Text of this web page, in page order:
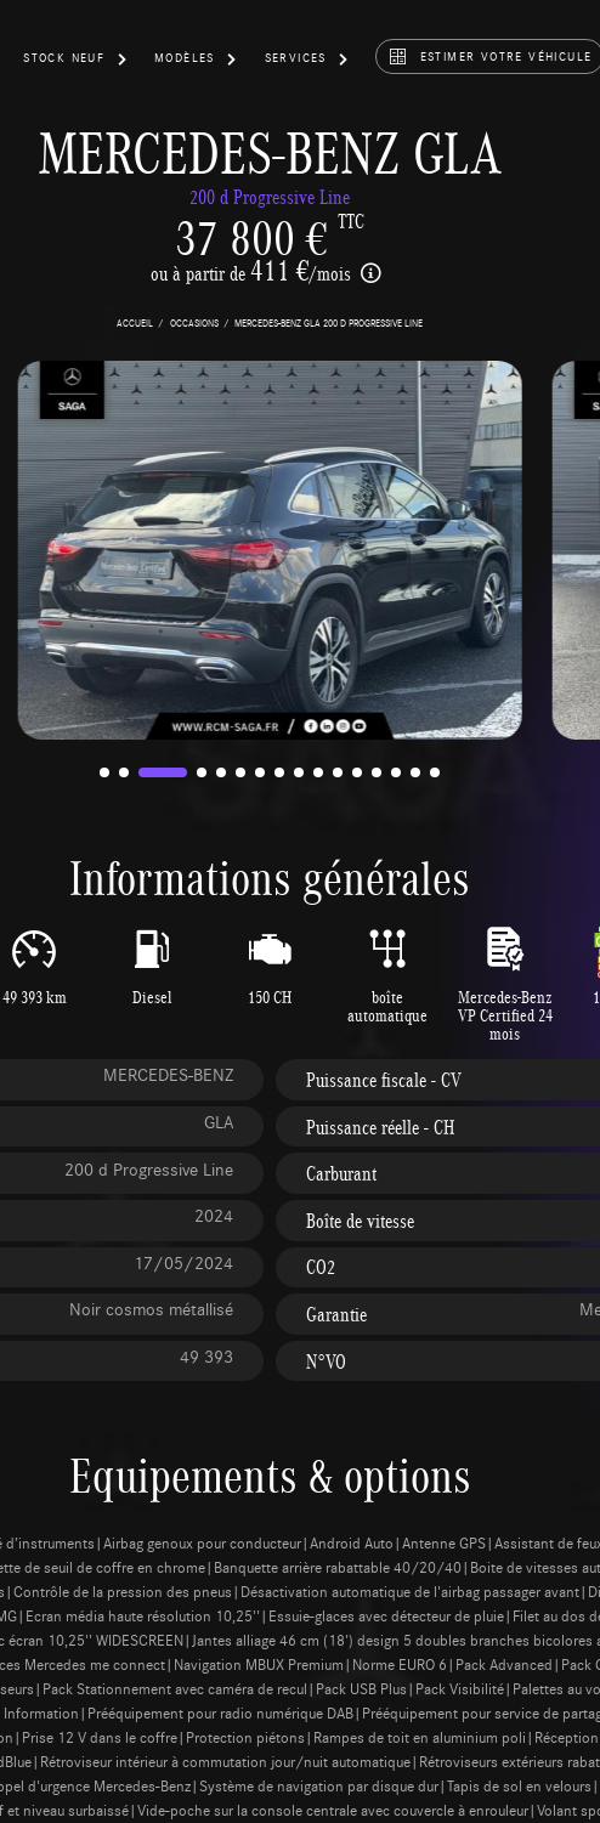
STOCK NEUF MODÈLES SERVICES ESTIMER VOTRE VÉHICULE
MERCEDES-BENZ GLA
200 d Progressive Line
37 800 € TTC
ou à partir de411 €/mois
ACCUEIL OCCASIONS MERCEDES-BENZ GLA 200 D PROGRESSIVE LINE
Informations générales
49 393 km Diesel 150 CH boîte
automatique
Mercedes-Benz
VP Certified 24
mois
MERCEDES-BENZ
GLA
200 d Progressive Line
2024
17/05/2024
Noir cosmos métallisé
49 393
Puissance fiscale - CV
Puissance réelle - CH
Carburant
Boîte de vitesse
CO2
Garantie
N°VO
Equipements & options
d’instruments|Airbag genoux pour conducteur|Android Auto|Antenne GPS|Assistant de
de seuil de coffre en chrome|Banquette arrière rabattable 40/20/40|Boite de vitesses
de la pression des pneus|Désactivation automatique de l'airbag passager
média haute résolution 10,25''|Essuie-glaces avec détecteur de pluie|Filet au dos
10,25'' WIDESCREEN|Jantes alliage 46 cm (18') design 5 doubles branches
Mercedes me connect|Navigation MBUX Premium|Norme EURO 6|Pack
Stationnement avec caméra de recul|Pack USB Plus|Pack Visibilité|Palettes au
pour radio numérique DAB|Prééquipement pour service de
12 V dans le coffre|Protection piétons|Rampes de toit en aluminium poli|Réception
intérieur à commutation jour/nuit automatique|Rétroviseurs extérieurs
d'urgence Mercedes-Benz|Système de navigation par disque dur|Tapis de sol en
niveau surbaissé|Vide-poche sur la console centrale avec couvercle à enrouleur|Volant